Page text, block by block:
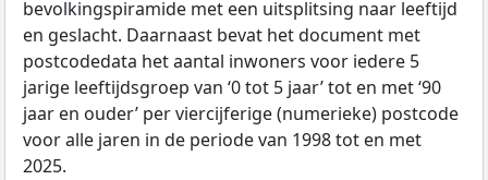
bevolkingspiramide met een uitsplitsing naar leeftijd
en geslacht. Daarnaast bevat het document met
postcodedata het aantal inwoners voor iedere 5
jarige leeftijdsgroep van ‘0 tot 5 jaar’ tot en met ‘90
jaar en ouder’ per viercijferige (numerieke) postcode
voor alle jaren in de periode van 1998 tot en met
2025.